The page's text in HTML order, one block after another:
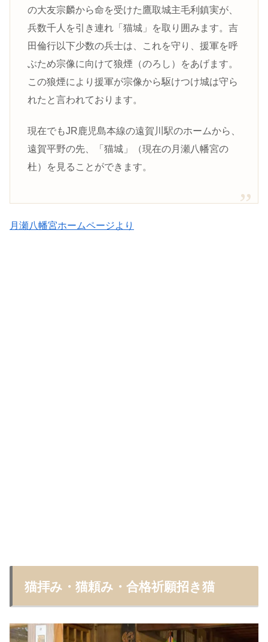
の大友宗麟から命を受けた鷹取城主毛利鎮実が、
兵数千人を引き連れ「猫城」を取り囲みます。吉
田倫行以下少数の兵士は、これを守り、援軍を呼
ぶため宗像に向けて狼煙（のろし）をあげます。
この狼煙により援軍が宗像から駆けつけ城は守ら
れたと言われております。
現在でもJR鹿児島本線の遠賀川駅のホームから、
遠賀平野の先、「猫城」（現在の月瀬八幡宮の
杜）を見ることができます。
月瀬八幡宮ホームページより
猫拝み・猫頼み・合格祈願招き猫